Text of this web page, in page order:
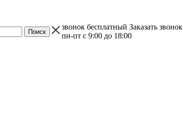
звонок бесплатный Заказать звонок
пн-пт с 9:00 до 18:00